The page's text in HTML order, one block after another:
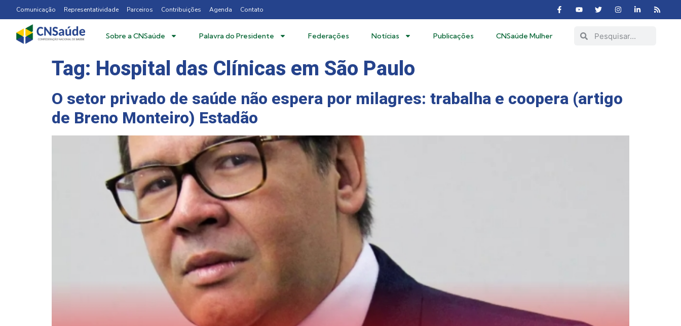
Comunicação Representatividade Parceiros Contribuições Agenda Contato
Sobre a CNSaúde Palavra do Presidente Federações Notícias Publicações CNSaúde Mulher
Tag: Hospital das Clínicas em São Paulo
O setor privado de saúde não espera por milagres: trabalha e coopera (artigo
de Breno Monteiro) Estadão